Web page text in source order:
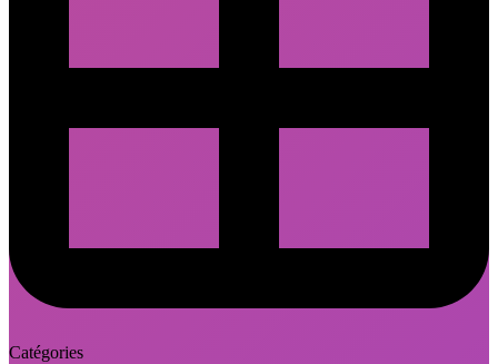
Catégories